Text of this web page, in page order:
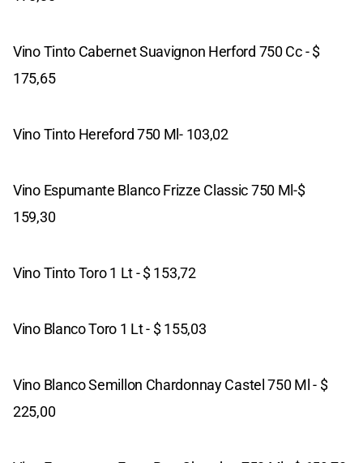
Vino Tinto Cabernet Suavignon Herford 750 Cc - $
175,65
Vino Tinto Hereford 750 Ml- 103,02
Vino Espumante Blanco Frizze Classic 750 Ml-$
159,30
Vino Tinto Toro 1 Lt - $ 153,72
Vino Blanco Toro 1 Lt - $ 155,03
Vino Blanco Semillon Chardonnay Castel 750 Ml - $
225,00